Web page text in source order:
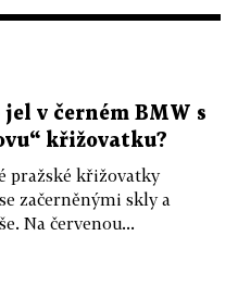
jel v černém BMW s
křižovatku?
pražské křižovatky
začerněnými skly a
Na červenou...